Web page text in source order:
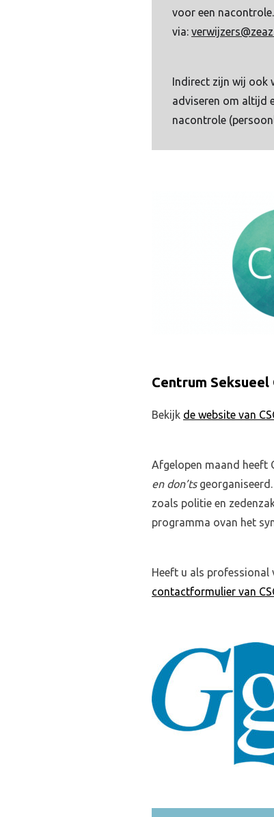
voor een
via:
Indirect zijn wij ook
adviseren om altijd
nacontrole
Centrum Seksueel
Bekijk de website van
Afgelopen maand heeft
en don’ts
zoals politie en
programma ovan het
Heeft u als professional
contactformulier van